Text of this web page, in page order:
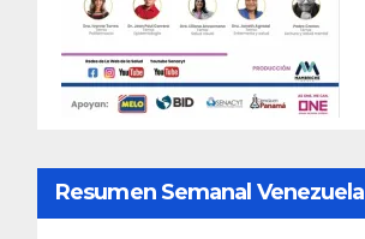
Resumen Semanal Venezuela